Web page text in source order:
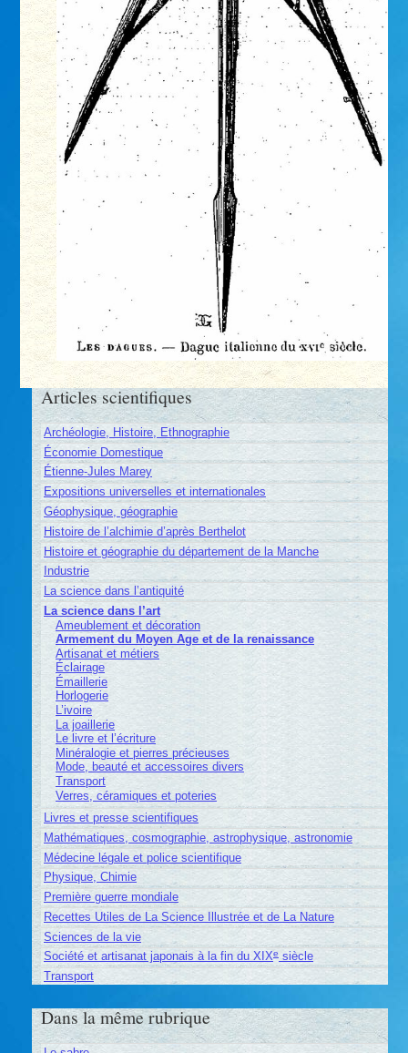
Articles scientifiques
Archéologie, Histoire, Ethnographie
Économie Domestique
Étienne-Jules Marey
Expositions universelles et internationales
Géophysique, géographie
Histoire de l’alchimie d’après Berthelot
Histoire et géographie du département de la Manche
Industrie
La science dans l’antiquité
La science dans l’art
Ameublement et décoration
Armement du Moyen Age et de la renaissance
Artisanat et métiers
Éclairage
Émaillerie
Horlogerie
L’ivoire
La joaillerie
Le livre et l’écriture
Minéralogie et pierres précieuses
Mode, beauté et accessoires divers
Transport
Verres, céramiques et poteries
Livres et presse scientifiques
Mathématiques, cosmographie, astrophysique, astronomie
Médecine légale et police scientifique
Physique, Chimie
Première guerre mondiale
Recettes Utiles de La Science Illustrée et de La Nature
Sciences de la vie
Société et artisanat japonais à la fin du XIXesiècle
Transport
Dans la même rubrique